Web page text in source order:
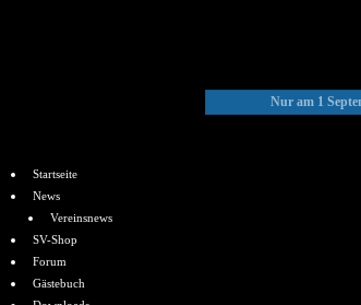
Startseite
News
Vereinsnews
SV-Shop
Forum
Gästebuch
Nur am 1